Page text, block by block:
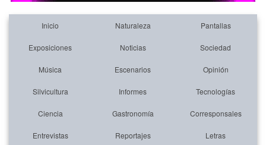
Inicio Naturaleza Pantallas
Exposiciones Noticias Sociedad
Música Escenarios Opinión
Silvicultura Informes Tecnologías
Ciencia Gastronomía Corresponsales
Entrevistas Reportajes Letras